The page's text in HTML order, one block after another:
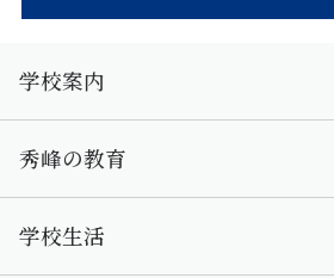
学校案内
秀峰の教育
学校生活